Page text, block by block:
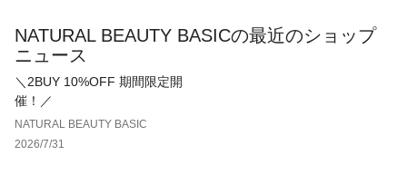
味と異なって見えることがございます。色味は、商品単体の画
像をご参照ください。
NATURAL BEAUTY BASICの最近のショップ
ニュース
＼2BUY 10%OFF 期間限定開
催！／
NATURAL BEAUTY BASIC
2026/7/31